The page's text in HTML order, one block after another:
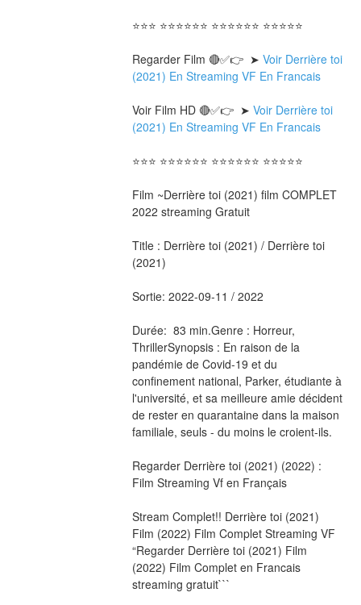
⭐⭐⭐ ⭐⭐⭐⭐⭐⭐ ⭐⭐⭐⭐⭐⭐ ⭐⭐⭐⭐⭐
Regarder Film 🔴✅👉  ➤ Voir Derrière toi
(2021) En Streaming VF En Francais
Voir Film HD 🔴✅👉  ➤ Voir Derrière toi
(2021) En Streaming VF En Francais
⭐⭐⭐ ⭐⭐⭐⭐⭐⭐ ⭐⭐⭐⭐⭐⭐ ⭐⭐⭐⭐⭐
Film ~Derrière toi (2021) film COMPLET
2022 streaming Gratuit
Title : Derrière toi (2021) / Derrière toi
(2021)
Sortie: 2022-09-11 / 2022
Durée:  83 min.Genre : Horreur,
ThrillerSynopsis : En raison de la
pandémie de Covid-19 et du
confinement national, Parker, étudiante à
l'université, et sa meilleure amie décident
de rester en quarantaine dans la maison
familiale, seuls - du moins le croient-ils.
Regarder Derrière toi (2021) (2022) :
Film Streaming Vf en Français
Stream Complet!! Derrière toi (2021)
Film (2022) Film Complet Streaming VF
“Regarder Derrière toi (2021) Film
(2022) Film Complet en Francais
streaming gratuit```